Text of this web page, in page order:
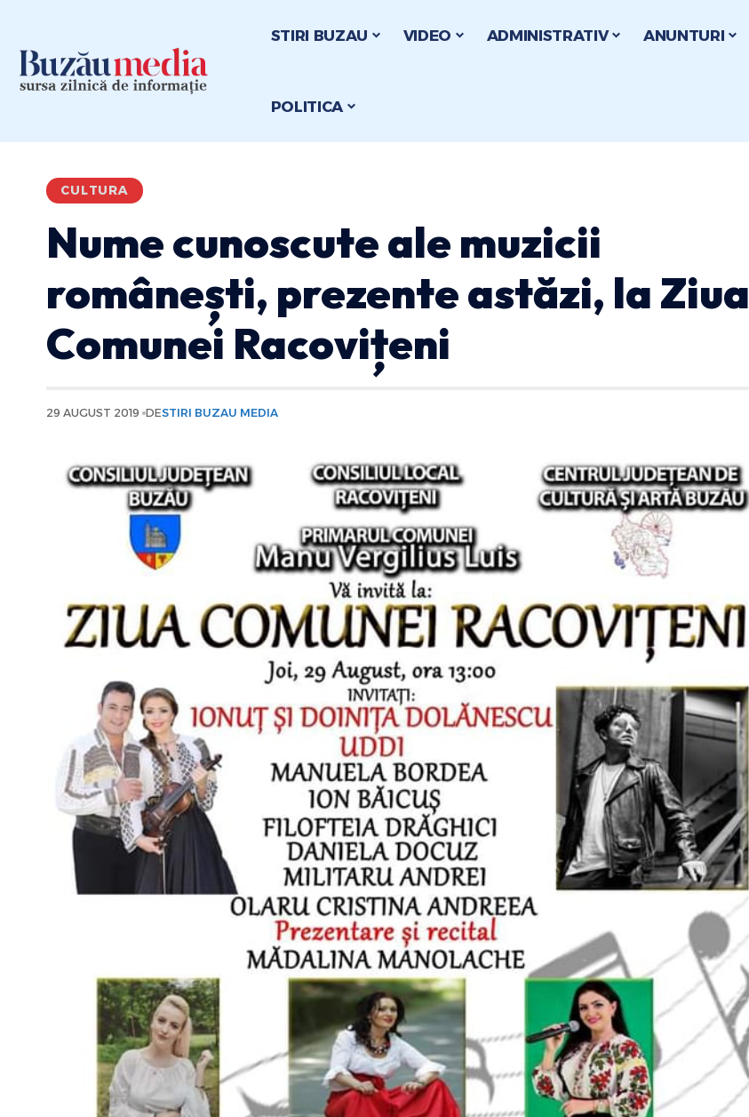
STIRI BUZAU VIDEO ADMINISTRATIV ANUNTURI
POLITICA
CULTURA
Nume cunoscute ale muzicii
românești, prezente astăzi, la Ziua
Comunei Racovițeni
29 AUGUST 2019 DESTIRI BUZAU MEDIA